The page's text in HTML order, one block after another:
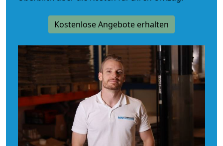
Kostenlose Angebote erhalten